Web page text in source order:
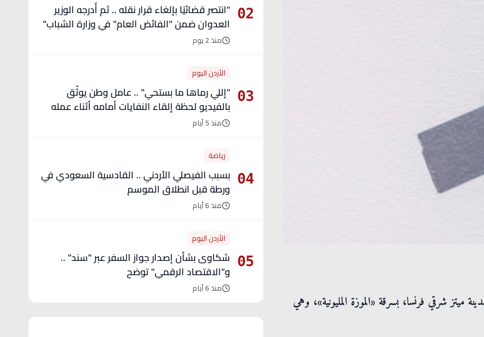
شرقي فرنسا، بسرقة «الموزة المليونية»، وهي
02
"انتصر قضائيًا بإلغاء قرار نقله .. ثم أُدرجه الوزير
العدوان ضمن "الفائض العام" في وزارة الشباب"
- تفاصيل
منذ 2 يوم
03
الأردن اليوم
"إللي رماها ما بستحي" .. عامل وطن يوثّق
بالفيديو لحظة إلقاء النفايات أمامه أثناء عمله
منذ 5 أيام
04
رياضة
بسبب الفيصلي الأردني .. القادسية السعودي في
ورطة قبل انطلاق الموسم
منذ 6 أيام
05
الأردن اليوم
شكاوى بشأن إصدار جواز السفر عبر "سند" ..
و"الاقتصاد الرقمي" توضح
منذ 6 أيام